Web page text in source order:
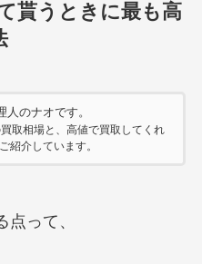
貰うときに最も高
人のナオです。
取相場と、高値で買取してくれ
紹介しています。
って、